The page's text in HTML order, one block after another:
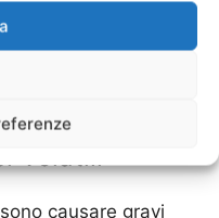
pulito e
causare gravi